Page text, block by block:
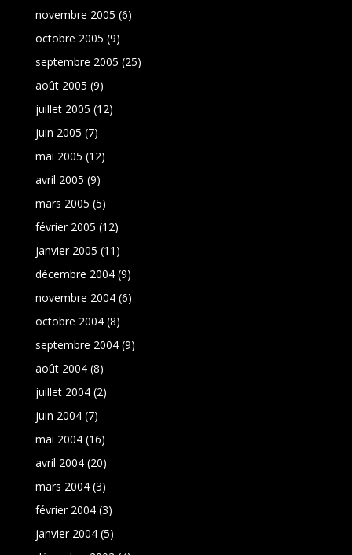
novembre 2005 (6)
octobre 2005 (9)
septembre 2005 (25)
août 2005 (9)
juillet 2005 (12)
juin 2005 (7)
mai 2005 (12)
avril 2005 (9)
mars 2005 (5)
février 2005 (12)
janvier 2005 (11)
décembre 2004(9)
novembre 2004(6)
octobre 2004(8)
septembre 2004(9)
août 2004(8)
juillet 2004(2)
juin 2004(7)
mai 2004(16)
avril 2004(20)
mars 2004(3)
février 2004(3)
janvier 2004(5)